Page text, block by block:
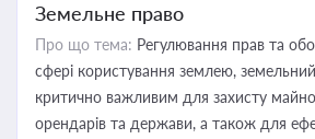
Земельне право
Про що тема: Регулювання прав та
сфері користування землею,
критично важливим для захисту
орендарів та держави, а також для